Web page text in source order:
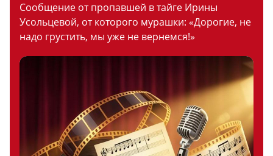
Сообщение от пропавшей в тайге Ирины
Усольцевой, от которого мурашки: «Дорогие, не
надо грустить, мы уже не вернемся!»